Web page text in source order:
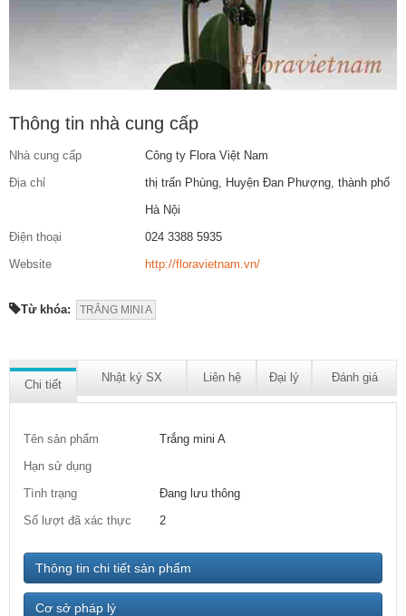
Thông tin nhà cung cấp
Nhà cung cấp
Công ty Flora Việt Nam
Địa chỉ
thị trấn Phùng, Huyện Đan Phượng, thành phố
Hà Nội
Điện thoại
024 3388 5935
Website
http://floravietnam.vn/
Từ khóa: TRẮNG MINI A
Chi tiết
Nhật ký SX Liên hệ Đại lý Đánh giá
Tên sản phẩm
Trắng mini A
Hạn sử dụng
Tình trạng
Đang lưu thông
Số lượt đã xác thực
2
Thông tin chi tiết sản phẩm
Cơ sở pháp lý